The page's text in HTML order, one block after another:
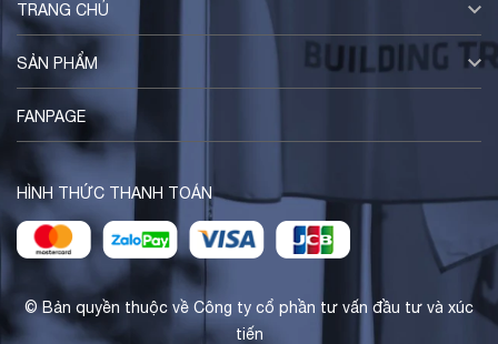
TRANG CHỦ
SẢN PHẨM
FANPAGE
HÌNH THỨC THANH TOÁN
© Bản quyền thuộc về Công ty cổ phần tư vấn đầu tư và xúc
tiến